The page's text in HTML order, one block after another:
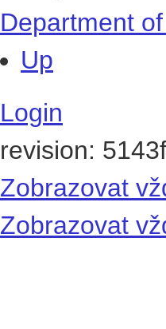
Department
Up
Login
revision:
Zobrazovat
Zobrazovat